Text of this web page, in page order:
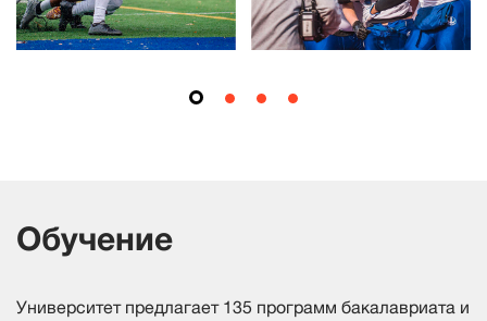
Обучение
Университет предлагает 135 программ бакалавриата и